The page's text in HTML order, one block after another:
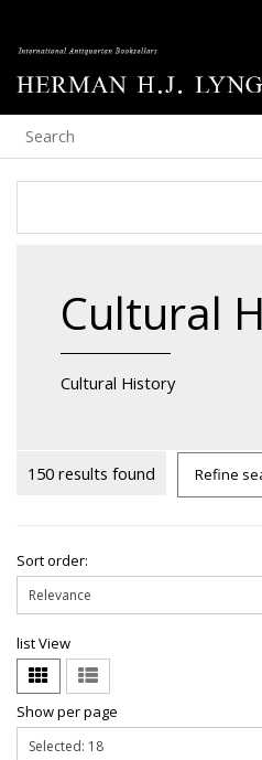
Cultural
Cultural History
150 results found Refine
Sort order:
list View
Show per page